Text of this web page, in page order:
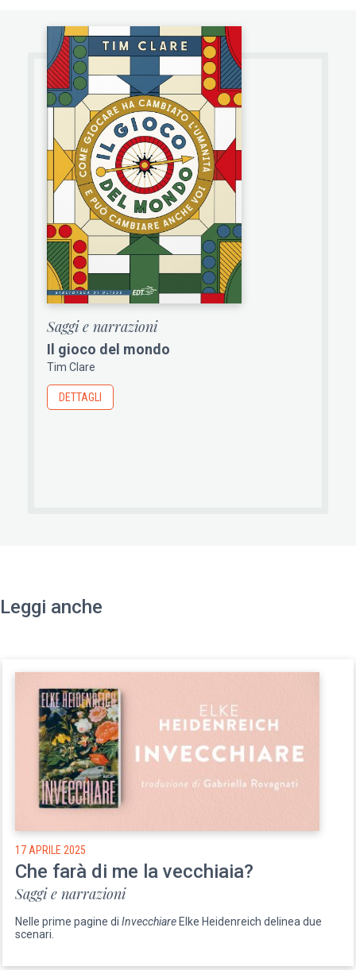
Saggi e narrazioni
Il gioco del mondo
Tim Clare
DETTAGLI
Leggi anche
17 APRILE 2025
Che farà di me la vecchiaia?
Saggi e narrazioni
Nelle prime pagine diInvecchiare Elke Heidenreich delinea due
scenari.